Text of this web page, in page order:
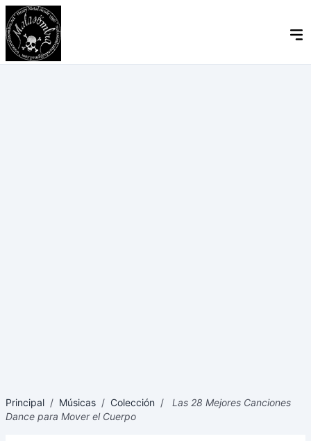
Principal / Músicas / Colección /
Las 28 Mejores Canciones
Dance para Mover el Cuerpo